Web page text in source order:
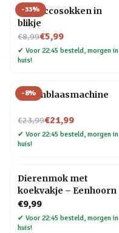
-33%
Proseccosokken in
blikje
€8,99
Nu voor€5,99
✔ Voor 22:45 besteld, morgen in
huis!
-8%
Bellenblaasmachine
€23,99
Nu voor€21,99
✔ Voor 22:45 besteld, morgen in
huis!
Dierenmok met
koekvakje – Eenhoorn
€9,99
✔ Voor 22:45 besteld, morgen in
huis!